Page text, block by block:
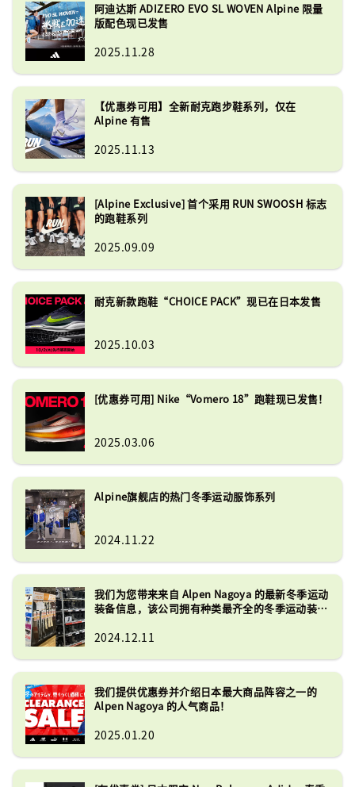
阿迪达斯 ADIZERO EVO SL WOVEN Alpine 限量
版配色现已发售
2025.11.28
【优惠券可用】全新耐克跑步鞋系列，仅在
Alpine 有售
2025.11.13
[Alpine Exclusive] 首个采用 RUN SWOOSH 标志
的跑鞋系列
2025.09.09
耐克新款跑鞋“CHOICE PACK”现已在日本发售
2025.10.03
[优惠券可用] Nike“Vomero 18”跑鞋现已发售！
2025.03.06
Alpine旗舰店的热门冬季运动服饰系列
2024.11.22
我们为您带来来自 Alpen Nagoya 的最新冬季运动
装备信息，该公司拥有种类最齐全的冬季运动装备
2024.12.11
我们提供优惠券并介绍日本最大商品阵容之一的
Alpen Nagoya 的人气商品！
2025.01.20